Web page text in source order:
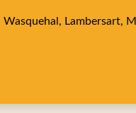
Wasquehal, Lambersart,